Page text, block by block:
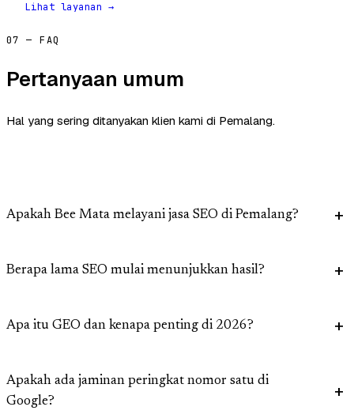
Lihat layanan →
07 — FAQ
Pertanyaan umum
Hal yang sering ditanyakan klien kami di Pemalang.
Apakah Bee Mata melayani jasa SEO di Pemalang?
Berapa lama SEO mulai menunjukkan hasil?
Apa itu GEO dan kenapa penting di 2026?
Apakah ada jaminan peringkat nomor satu di
Google?